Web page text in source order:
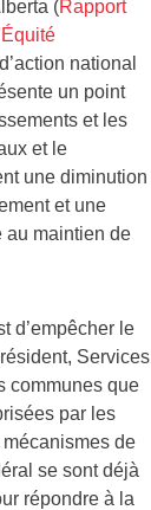
(Rapport
national
un point
et les
et le
une diminution
et une
au maintien de
d’empêcher le
Services
communes que
par les
de
se sont déjà
répondre à la